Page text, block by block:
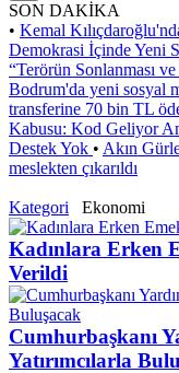
SON DAKİKA
• Kemal
Demokrasi İçinde Yeni
“Terörün Sonlanması
Bodrum'da yeni sosyal
transferine 70 bin TL
Kabusu: Kod Geliyor
Destek Yok • Akın
meslekten çıkarıldı
Kategori Ekonomi
Kadınlara Erken
Verildi
Cumhurbaşkanı
Yatırımcılarla